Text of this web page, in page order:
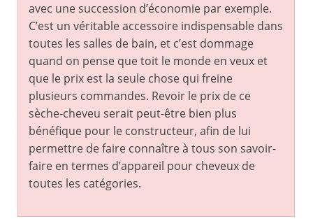
avec une succession d’économie par exemple.
C’est un véritable accessoire indispensable dans
toutes les salles de bain, et c’est dommage
quand on pense que toit le monde en veux et
que le prix est la seule chose qui freine
plusieurs commandes. Revoir le prix de ce
sèche-cheveu serait peut-être bien plus
bénéfique pour le constructeur, afin de lui
permettre de faire connaître à tous son savoir-
faire en termes d’appareil pour cheveux de
toutes les catégories.